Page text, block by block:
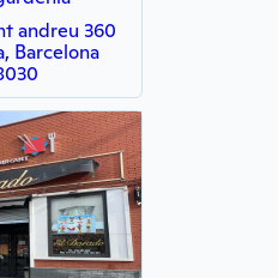
andreu 360
Barcelona